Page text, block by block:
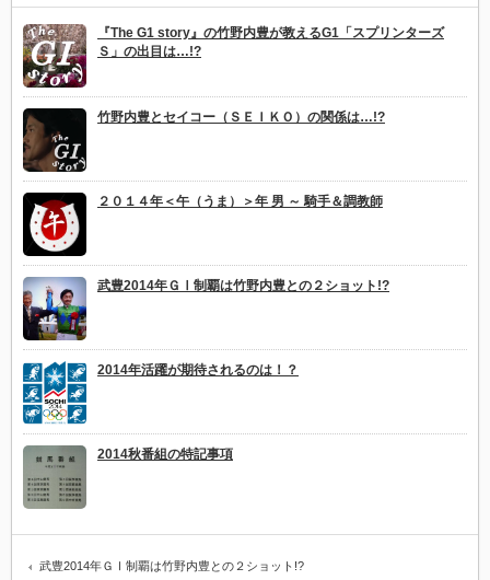
『The G1 story』の竹野内豊が教えるG1「スプリンターズ
Ｓ」の出目は…!?
竹野内豊とセイコー（ＳＥＩＫＯ）の関係は…!?
２０１４年＜午（うま）＞年 男 ～ 騎手＆調教師
武豊2014年ＧⅠ制覇は竹野内豊との２ショット!?
2014年活躍が期待されるのは！？
2014秋番組の特記事項
武豊2014年ＧⅠ制覇は竹野内豊との２ショット!?